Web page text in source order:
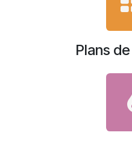
Plans